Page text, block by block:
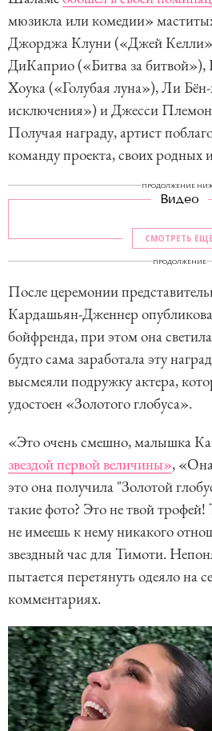
мюзикла или комедии»
Джорджа Клуни («Джей
ДиКаприо («Битва за битвой»),
Хоука («Голубая луна»), Ли
исключения») и Джесси
Получая награду, артист
команду проекта, своих родных
ПРОДОЛЖЕНИЕ
Видео
СМОТРЕТЬ ЕЩЕ
ПРОДОЛЖЕНИЕ
После церемонии
Кардашьян-Дженнер
бойфренда, при этом она
будто сама заработала эту
высмеяли подружку актера,
удостоен «Золотого глобуса».
«Это очень смешно, малышка
звездой первой величины»,
это она получила "Золотой
такие фото? Это не твой
не имеешь к нему никакого
звездный час для Тимоти.
пытается перетянуть одеяло на
комментариях.